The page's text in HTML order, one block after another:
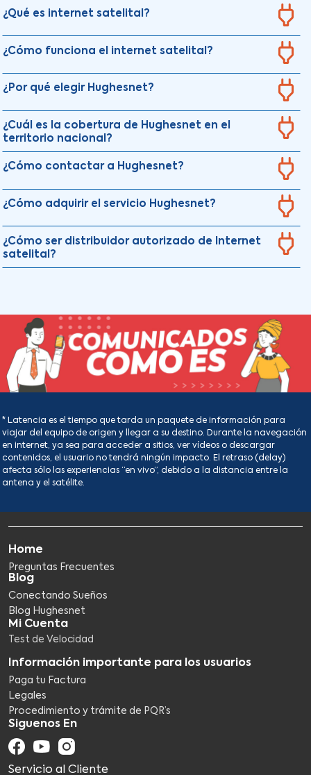
¿Qué es internet satelital?
¿Cómo funciona el internet satelital?
¿Por qué elegir Hughesnet?
¿Cuál es la cobertura de Hughesnet en el
territorio nacional?
¿Cómo contactar a Hughesnet?
¿Cómo adquirir el servicio Hughesnet?
¿Cómo ser distribuidor autorizado de Internet
satelital?
* Latencia es el tiempo que tarda un paquete de información para
viajar del equipo de origen y llegar a su destino. Durante la navegación
en internet, ya sea para acceder a sitios, ver vídeos o descargar
contenidos, el usuario no tendrá ningún impacto. El retraso (delay)
afecta sólo las experiencias “en vivo”, debido a la distancia entre la
antena y el satélite.
Home
Preguntas Frecuentes
Blog
Conectando Sueños
Blog Hughesnet
Mi Cuenta
Test de Velocidad
Información importante para los usuarios
Paga tu Factura
Legales
Procedimiento y trámite de PQR’s
Siguenos En
Servicio al Cliente